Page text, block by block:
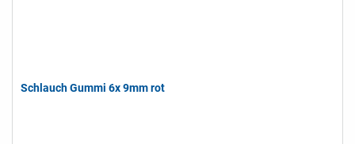
Schlauch Gummi 6x 9mm rot